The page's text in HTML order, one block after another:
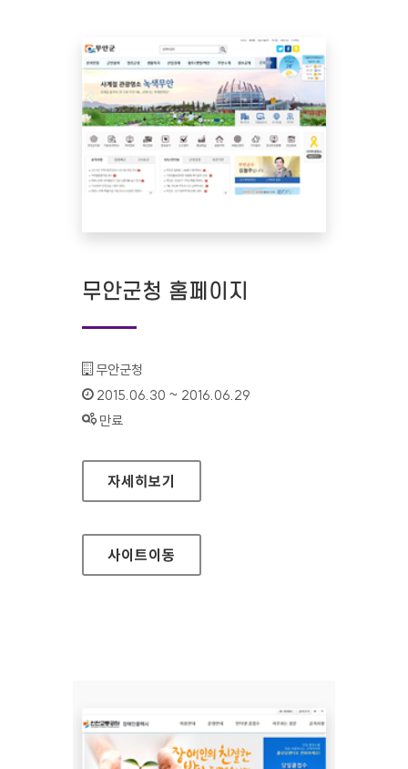
무안군청 홈페이지
기관명 :
무안군청
인증기간 :
2015.06.30 ~ 2016.06.29
상태 :
만료
무안군청 홈페이지
자세히보기
사이트이동